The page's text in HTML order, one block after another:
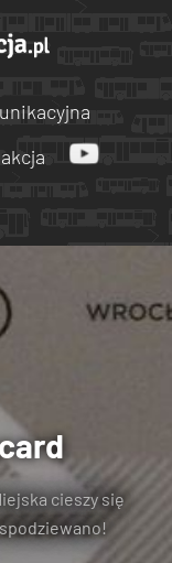
cieszy się